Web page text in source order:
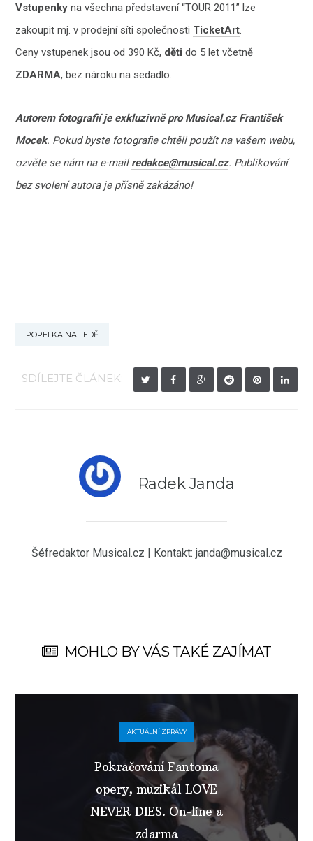
Vstupenkyna všechna představení “TOUR 2011” lze
zakoupit mj. v prodejní síti společnosti TicketArt.
Ceny vstupenek jsou od 390 Kč, dětido 5 let včetně
ZDARMA, bez nároku na sedadlo.
Autorem fotografií je exkluzivně pro Musical.cz František
Mocek. Pokud byste fotografie chtěli použít na vašem webu,
ozvěte se nám na e-mail redakce@musical.cz. Publikování
bez svolení autora je přísně zakázáno!
POPELKA NA LEDĚ
SDÍLEJTE ČLÁNEK:
Radek Janda
Šéfredaktor Musical.cz | Kontakt: janda@musical.cz
MOHLO BY VÁS TAKÉ ZAJÍMAT
AKTUÁLNÍ ZPRÁVY
Pokračování Fantoma
opery, muzikál LOVE
NEVER DIES. On-line a
zdarma